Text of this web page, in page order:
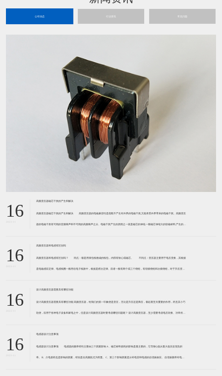
公司动态 行业资讯 常见问题
16
高频变压器磁芯干扰的产生和解决
高频变压器磁芯干扰的产生和解决 高频变压器的电磁兼容性是指既不产生对外界的电磁干扰,又能承受外界带来的电磁干扰。高频变压
器的电磁干扰有可闻的音频噪声和不可闻的高频噪声之分。电磁干扰产生的原因之一就是磁芯的伸缩,一般磁芯伸缩大的软磁材料,产生的电
16
高频变压器和电感有区别吗
高频变压器和电感有区别吗？ 同点：都是用漆包线缠成的线包，内部有铁心或磁芯。 不同点：变压器主要用于电压变换，其根据
是电磁感应定律。电感线圈一般用在电子线路中，根据是楞次定律。前者一般有两个或三个绕组，有初级绕组和次级绕组，对于升压变压
16
设计高频变压器需要具有哪些功能
设计高频变压器需要具有哪些功能 高频变压器，给我们的第一印象便是变压，无论是升压还是降压，都起着至关重要的作用，而且其小巧
轻便，应用于各种电子设备和家电之中，但是设计高频变压器时要考虑哪些问题呢？ 设计高频变压器，至少需要考虑电压转换、功率传输
16
电感器设计注意事项
电感器设计注意事项 电感器的频率特性主要由三个因素影响 A、磁芯材料损耗的影响是最主要的，它导致Q值从最大值后呈现负斜
率。 B、介电损耗也是影响的因素，特别是在高频段尤为明显。 C、第三个影响因素是分布电容和电感的自谐振效应。 自谐振频率对电感